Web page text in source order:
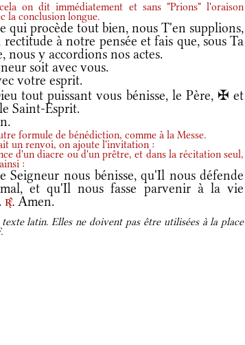
on dit immédiatement et sans "Prions" l'oraison
la conclusion longue.
procède tout bien, nous T'en supplions,
à notre pensée et fais que, sous Ta
nous y accordions nos actes.
soit avec vous.
votre esprit.
tout puissant vous bénisse, le Père, ✠ et
Saint-Esprit.
formule de bénédiction, comme à la Messe.
un renvoi, on ajoute l'invitation :
d'un diacre ou d'un prêtre, et dans la récitation seul,
:
nous bénisse, qu'Il nous défende
et qu'Il nous fasse parvenir à la vie
r. Amen.
latin. Elles ne doivent pas être utilisées à la place